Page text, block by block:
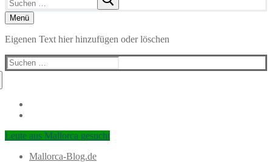
nach:
Menü
Eigenen Text hier hinzufügen oder löschen
Suchen
nach:
Leute aus Mallorca gesucht
Mallorca-Blog.de